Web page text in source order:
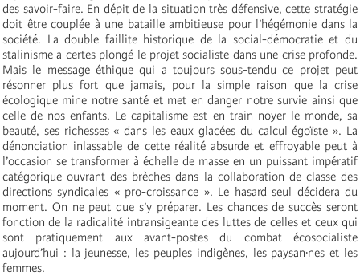
des savoir-faire. En dépit de la situation très défensive, cette stratégie
doit être couplée à une bataille ambitieuse pour l’hégémonie dans la
société. La double faillite historique de la social-démocratie et du
stalinisme a certes plongé le projet socialiste dans une crise profonde.
Mais le message éthique qui a toujours sous-tendu ce projet peut
résonner plus fort que jamais, pour la simple raison que la crise
écologique mine notre santé et met en danger notre survie ainsi que
celle de nos enfants. Le capitalisme est en train noyer le monde, sa
beauté, ses richesses « dans les eaux glacées du calcul égoïste ». La
dénonciation inlassable de cette réalité absurde et effroyable peut à
l’occasion se transformer à échelle de masse en un puissant impératif
catégorique ouvrant des brèches dans la collaboration de classe des
directions syndicales « pro-croissance ». Le hasard seul décidera du
moment. On ne peut que s’y préparer. Les chances de succès seront
fonction de la radicalité intransigeante des luttes de celles et ceux qui
sont pratiquement aux avant-postes du combat écosocialiste
aujourd’hui : la jeunesse, les peuples indigènes, les paysan·nes et les
femmes.